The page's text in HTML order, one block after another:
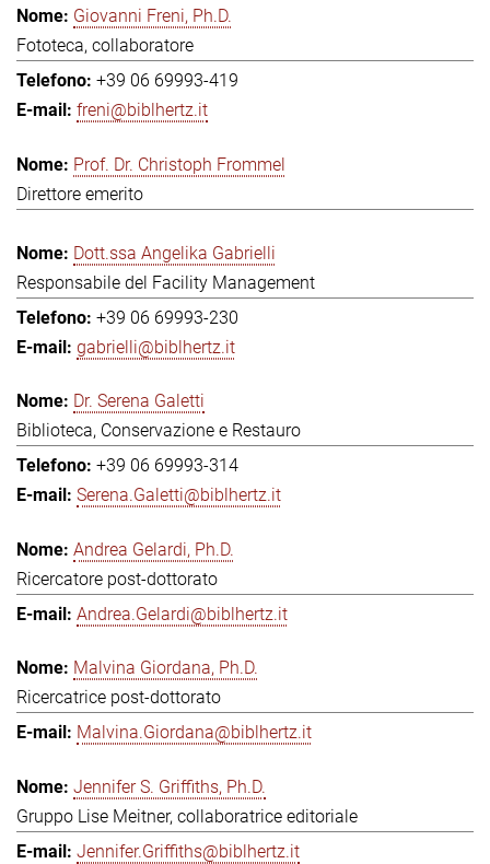
Giovanni Freni, Ph.D.
Fototeca, collaboratore
+39 06 69993-419
freni@biblhertz.it
Prof. Dr. Christoph Frommel
Direttore emerito
Dott.ssa Angelika Gabrielli
Responsabile del Facility Management
+39 06 69993-230
gabrielli@biblhertz.it
Dr. Serena Galetti
Biblioteca, Conservazione e Restauro
+39 06 69993-314
Serena.Galetti@biblhertz.it
Andrea Gelardi, Ph.D.
Ricercatore post-dottorato
Andrea.Gelardi@biblhertz.it
Malvina Giordana, Ph.D.
Ricercatrice post-dottorato
Malvina.Giordana@biblhertz.it
Jennifer S. Griffiths, Ph.D.
Gruppo Lise Meitner, collaboratrice editoriale
Jennifer.Griffiths@biblhertz.it